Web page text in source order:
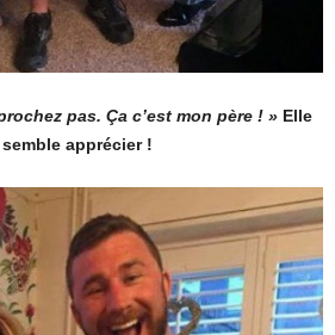
pas. Ça c’est mon père ! » Elle
apprécier !